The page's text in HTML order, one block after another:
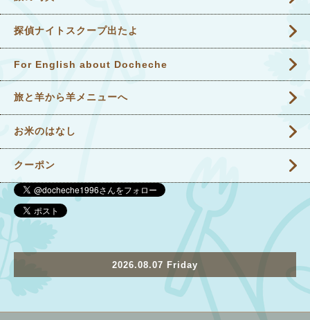
探偵ナイトスクープ出たよ
For English about Docheche
旅と羊から羊メニューへ
お米のはなし
クーポン
2026.08.07 Friday